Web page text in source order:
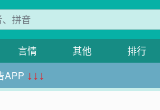
言情 其他 排行
APP ↓↓↓